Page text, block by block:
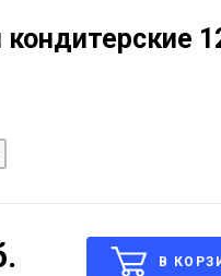
кондитерские
В